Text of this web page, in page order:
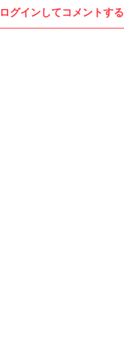
ログインしてコメントする